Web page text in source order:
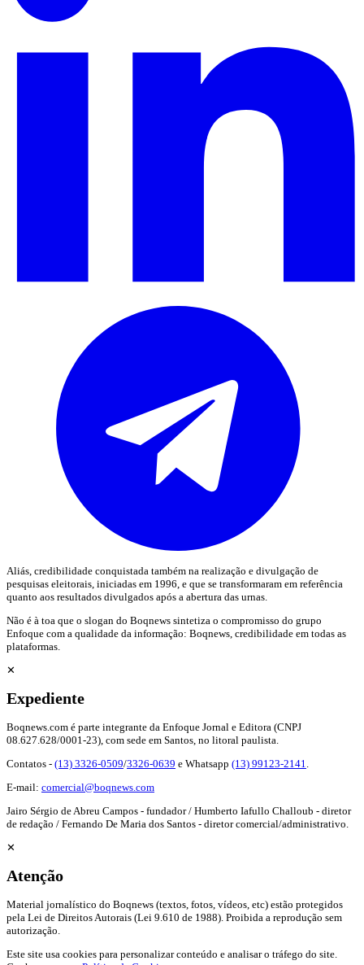
Aliás, credibilidade conquistada também na realização e divulgação de
pesquisas eleitorais, iniciadas em 1996, e que se transformaram em referência
quanto aos resultados divulgados após a abertura das urnas.
Não é à toa que o slogan do Boqnews sintetiza o compromisso do grupo
Enfoque com a qualidade da informação: Boqnews, credibilidade em todas as
plataformas.
✕
Expediente
Boqnews.com é parte integrante da Enfoque Jornal e Editora (CNPJ
08.627.628/0001-23), com sede em Santos, no litoral paulista.
Contatos - (13) 3326-0509/3326-0639 e Whatsapp (13) 99123-2141
E-mail: comercial@boqnews.com
Jairo Sérgio de Abreu Campos - fundador / Humberto Iafullo Challoub - diretor
de redação / Fernando De Maria dos Santos - diretor comercial/administrativo.
✕
Atenção
Material jornalístico do Boqnews (textos, fotos, vídeos, etc) estão protegidos
pela Lei de Direitos Autorais (Lei 9.610 de 1988). Proibida a reprodução sem
autorização.
Este site usa cookies para personalizar conteúdo e analisar o tráfego do site.